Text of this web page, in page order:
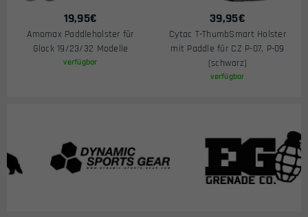
19,95€
Amomax Paddleholster für
Glock 19/23/32 Modelle
verfügbar
39,95€
Cytac T-ThumbSmart Holster
mit Paddle für CZ P-07, P-09
(schwarz)
verfügbar